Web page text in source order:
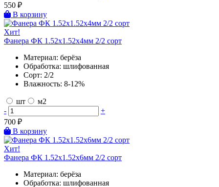
550 ₽
В корзину
Хит!
Фанера ФК 1.52х1.52х4мм 2/2 сорт
Материал: берёза
Обработка: шлифованная
Сорт: 2/2
Влажность: 8-12%
шт
м2
-
+
700 ₽
В корзину
Хит!
Фанера ФК 1.52х1.52х6мм 2/2 сорт
Материал: берёза
Обработка: шлифованная